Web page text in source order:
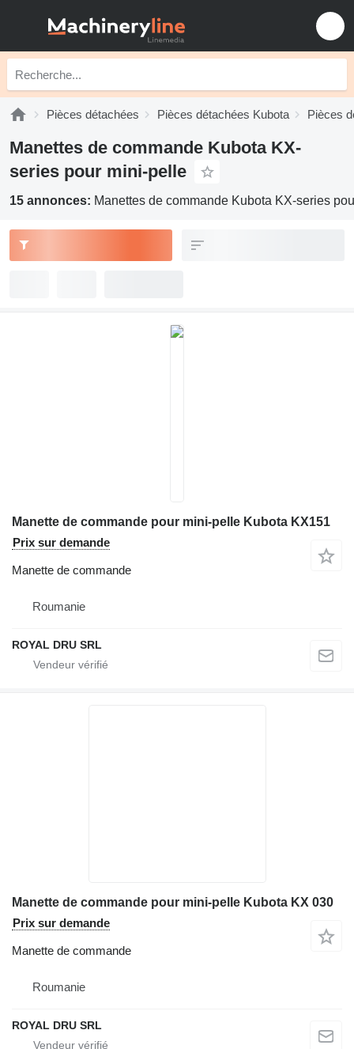
Pièces détachées Pièces détachées Kubota Pièces
Manettes de commande Kubota KX-
series pour mini-pelle
15 annonces: Manettes de commande Kubota KX-series
Manette de commande pour mini-pelle Kubota KX151
Prix sur demande
Manette de commande
Roumanie
ROYAL DRU SRL
Manette de commande pour mini-pelle Kubota KX 030
Prix sur demande
Manette de commande
Roumanie
ROYAL DRU SRL